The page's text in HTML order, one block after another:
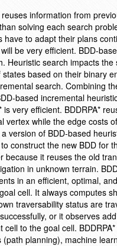
information from
solving each search
have to adapt their plans
be very efficient. BDD-
Heuristic search impacts
based on their binary
search. Combining
based incremental
is very efficient. BDDRPA*
vertex while the edge costs
version of BDD-based
construct the new BDD for
because it reuses the old
in unknown terrain.
in an efficient, optimal,
cell. It always computes
traversability status are
or it observes
cell to the goal cell.
(path planning), machine